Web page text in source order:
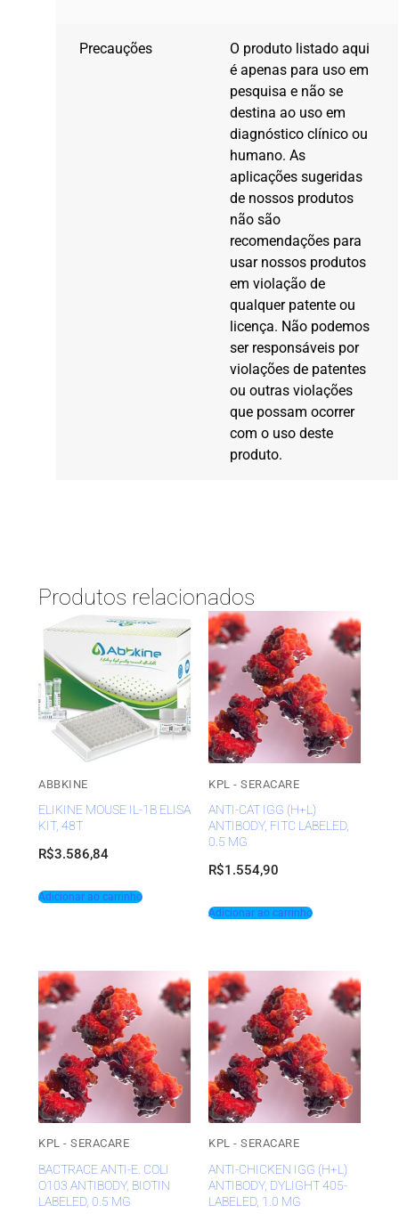
Precauções
O produto listado aqui
é apenas para uso em
pesquisa e não se
destina ao uso em
diagnóstico clínico ou
humano. As
aplicações sugeridas
de nossos produtos
não são
recomendações para
usar nossos produtos
em violação de
qualquer patente ou
licença. Não podemos
ser responsáveis ​​por
violações de patentes
ou outras violações
que possam ocorrer
com o uso deste
produto.
Produtos relacionados
ABBKINE
ELIKINE MOUSE IL-1Β ELISA
KIT, 48T
R$3.586,84
Adicionar ao carrinho
KPL - SERACARE
ANTI-CAT IGG (H+L)
ANTIBODY, FITC LABELED,
0.5 MG
R$1.554,90
Adicionar ao carrinho
KPL - SERACARE
BACTRACE ANTI-E. COLI
O103 ANTIBODY, BIOTIN
LABELED, 0.5 MG
KPL - SERACARE
ANTI-CHICKEN IGG (H+L)
ANTIBODY, DYLIGHT 405-
LABELED, 1.0 MG